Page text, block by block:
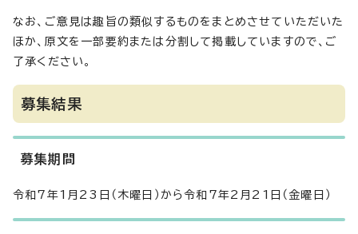
なお、ご意見は趣旨の類似するものをまとめさせていただいた
ほか、原文を一部要約または分割して掲載していますので、ご
了承ください。
募集結果
募集期間
令和7年1月23日（木曜日）から令和7年2月21日（金曜日）